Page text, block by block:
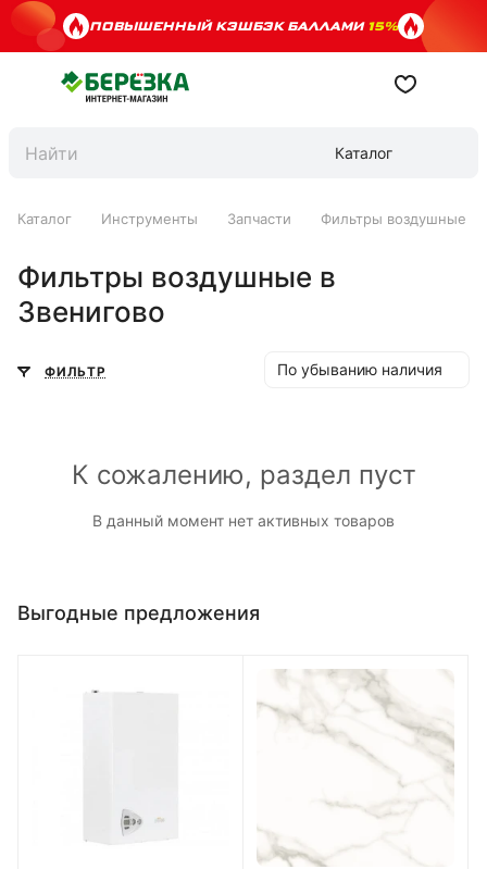
ПОВЫШЕННЫЙ КЭШБЭК БАЛЛАМИ15%
Каталог
Каталог Инструменты Запчасти Фильтры воздушные
Фильтры воздушные в
Звенигово
ФИЛЬТР По убыванию наличия
К сожалению, раздел пуст
В данный момент нет активных товаров
Выгодные предложения